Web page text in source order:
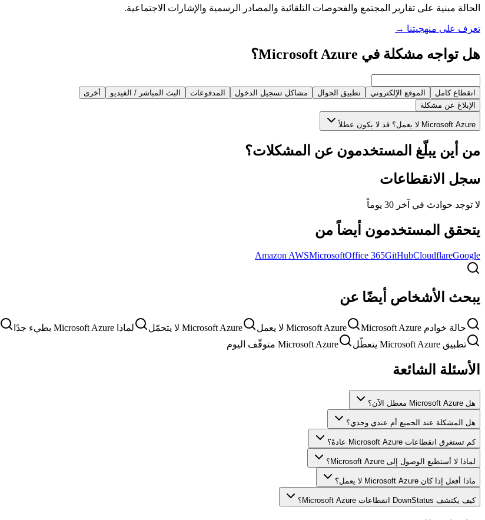
الحالة مبنية على تقارير المجتمع والفحوصات التلقائية والمصادر الرسمية والإشارات الاجتماعية.
تعرف على منهجيتنا →
هل تواجه مشكلة في Microsoft Azure؟
انقطاع كامل الموقع الإلكتروني تطبيق الجوال مشاكل تسجيل الدخول المدفوعات البث المباشر / الفيديو
أخرى
الإبلاغ عن مشكلة
Microsoft Azure لا يعمل؟ قد لا يكون عطلاً
من أين يبلّغ المستخدمون عن المشكلات؟
سجل الانقطاعات
لا توجد حوادث في آخر 30 يوماً
يتحقق المستخدمون أيضاً من
Amazon AWSMicrosoftOffice 365GitHubCloudflareGoogle
يبحث الأشخاص أيضًا عن
حالة خوادم Microsoft Azure Microsoft Azure لا يعمل Microsoft Azure لا يتحمّل لماذا Microsoft Azure بطيء جدًا
تطبيق Microsoft Azure يتعطّل
Microsoft Azure متوقّف اليوم
الأسئلة الشائعة
هل Microsoft Azure معطل الآن؟
هل المشكلة عند الجميع أم عندي وحدي؟
كم تستغرق انقطاعات Microsoft Azure عادةً؟
لماذا لا أستطيع الوصول إلى Microsoft Azure؟
ماذا أفعل إذا كان Microsoft Azure لا يعمل؟
كيف يكتشف DownStatus انقطاعات Microsoft Azure؟